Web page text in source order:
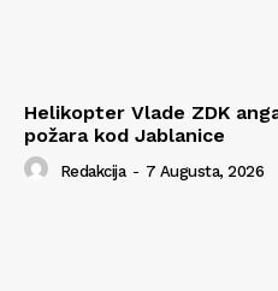
Helikopter Vlade ZDK
požara kod Jablanice
Redakcija - 7 Augusta, 2026